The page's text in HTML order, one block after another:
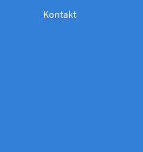
Kontakt